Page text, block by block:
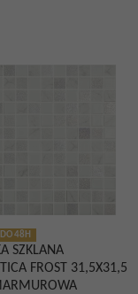
48H
SZKLANA
FROST 31,5X31,5